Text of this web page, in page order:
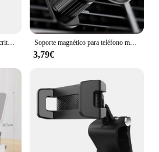
Soporte de teléfono móvil de escritorio de aleación de aluminio, soporte plegable para tableta iPad, soporte de escritorio para teléfono móvil, soporte perezoso para teléfono inteligente Soporte magnético para teléfono móvil de coche, soporte magnético para GPS, Macsafe, iPhone 15, 14, 13, 12, Samsung, Xiaomi
3,79€